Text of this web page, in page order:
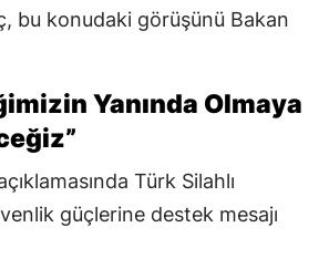
bu konudaki görüşünü Bakan
Yanında Olmaya
Türk Silahlı
güçlerine destek mesajı